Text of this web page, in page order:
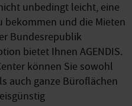
unbedingt leicht, eine
und die Mieten
Bundesrepublik
bietet Ihnen AGENDIS.
können Sie sowohl
auch ganze Büroflächen